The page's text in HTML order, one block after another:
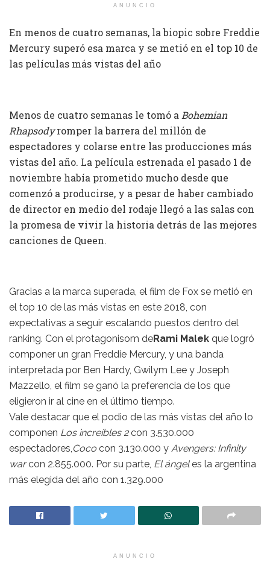
ANUNCIO
En menos de cuatro semanas, la biopic sobre Freddie
Mercury superó esa marca y se metió en el top 10 de
las películas más vistas del año
Menos de cuatro semanas le tomó a Bohemian
Rhapsodyromper la barrera del millón de
espectadores y colarse entre las producciones más
vistas del año. La película estrenada el pasado 1 de
noviembre había prometido mucho desde que
comenzó a producirse, y a pesar de haber cambiado
de director en medio del rodaje llegó a las salas con
la promesa de vivir la historia detrás de las mejores
canciones de Queen.
Gracias a la marca superada, el film de Fox se metió en
el top 10 de las más vistas en este 2018, con
expectativas a seguir escalando puestos dentro del
ranking. Con el protagonisom deRami Malek que logró
componer un gran Freddie Mercury, y una banda
interpretada por Ben Hardy, Gwilym Lee y Joseph
Mazzello, el film se ganó la preferencia de los que
eligieron ir al cine en el último tiempo.
Vale destacar que el podio de las más vistas del año lo
componen Los increíbles 2con 3.530.000
espectadores,Coco con 3.130.000 y Avengers: Infinity
warcon 2.855.000. Por su parte, El ángeles la argentina
más elegida del año con 1.329.000
ANUNCIO